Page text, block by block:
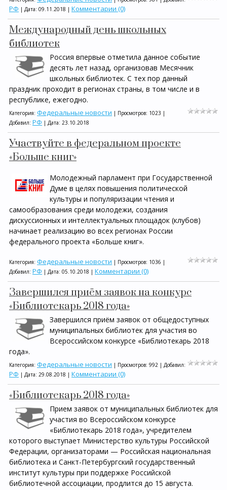
РФ | Дата: 09.11.2018 | Комментарии (0)
Международный день школьных
библиотек
Россия впервые отметила данное событие
десять лет назад, организовав Месячник
школьных библиотек. С тех пор данный
праздник проходит в регионах страны, в том числе и в
республике, ежегодно.
Категория: Федеральные новости | Просмотров: 1023 |
Добавил: РФ | Дата: 23.10.2018
Участвуйте в федеральном проекте
«Больше книг»
Молодежный парламент при Государственной
Думе в целях повышения политической
культуры и популяризации чтения и
самообразования среди молодежи, создания
дискуссионных и интеллектуальных площадок (клубов)
начинает реализацию во всех регионах России
федерального проекта «Больше книг».
Категория: Федеральные новости | Просмотров: 1036 |
Добавил: РФ | Дата: 05.10.2018 | Комментарии (0)
Завершился приём заявок на конкурс
«Библиотекарь 2018 года»
Завершился приём заявок от общедоступных
муниципальных библиотек для участия во
Всероссийском конкурсе «Библиотекарь 2018
года».
Категория: Федеральные новости | Просмотров: 992 | Добавил:
РФ | Дата: 29.08.2018 | Комментарии (0)
«Библиотекарь 2018 года»
Прием заявок от муниципальных библиотек для
участия во Всероссийском конкурсе
«Библиотекарь 2018 года», учредителем
которого выступает Министерство культуры Российской
Федерации, организаторами — Российская национальная
библиотека и Санкт-Петербургский государственный
институт культуры при поддержке Российской
библиотечной ассоциации, продлится до 15 августа.